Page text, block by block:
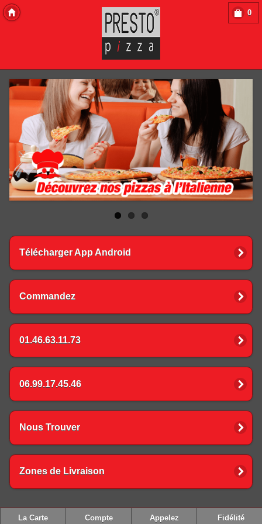
0
Télécharger App Android
Commandez
01.46.63.11.73
06.99.17.45.46
Nous Trouver
Zones de Livraison
La Carte Compte Appelez Fidélité
Copyright 2013 Des-Click Com